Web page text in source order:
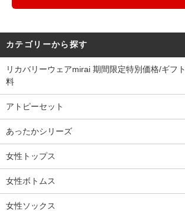
カテゴリーから探す
リカバリーウェアmirai 期間限定特別価格/ギフ
料
アトピーセット
あったかシリーズ
女性トップス
女性ボトムス
女性ソックス